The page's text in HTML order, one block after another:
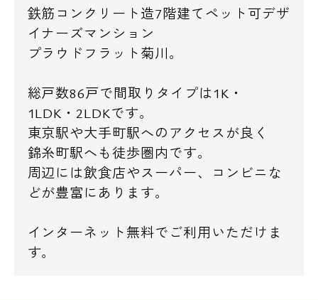
鉄筋コンクリート造7階建てペット可デザ
イナーズマンション
プラウドフラット菊川。
総戸数86戸で間取りタイプは1K・
1LDK・2LDKです。
東京駅や大手町駅へのアクセスが良く
錦糸町駅へも徒歩圏内です。
周辺には飲食店やスーパー、コンビニな
どが豊富にあります。
インターネット無料でご利用いただけま
す。